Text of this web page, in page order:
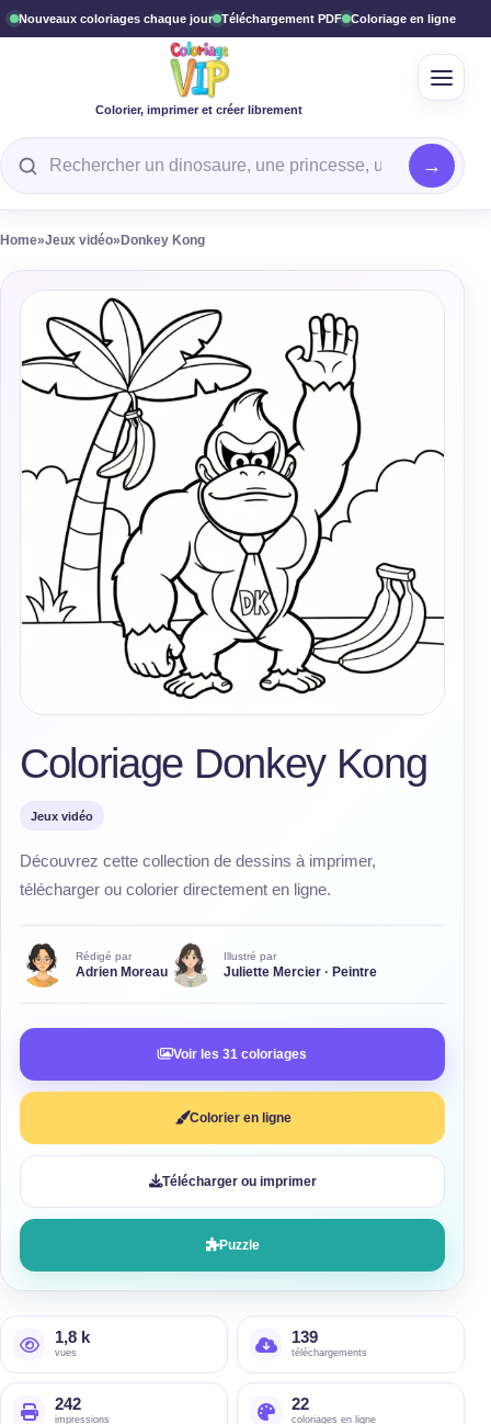
Nouveaux coloriages chaque jour Téléchargement PDF Coloriage en ligne
Colorier, imprimer et créer librement
Rechercher un coloriage
Home»Jeux vidéo» Donkey Kong
Coloriage Donkey Kong
Jeux vidéo
Découvrez cette collection de dessins à imprimer,
télécharger ou colorier directement en ligne.
Rédigé par
Adrien Moreau
Illustré par
Juliette Mercier · Peintre
Voir les 31 coloriages
Colorier en ligne
Télécharger ou imprimer
Puzzle
1,8 k
vues
139
téléchargements
242
impressions
22
coloriages en ligne